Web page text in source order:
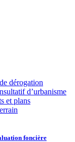
dérogation
d’urbanisme
et plans
foncière